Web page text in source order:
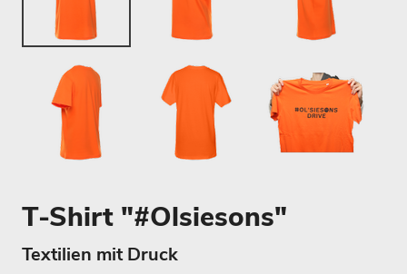
T-Shirt "#Olsiesons"
Textilien mit Druck